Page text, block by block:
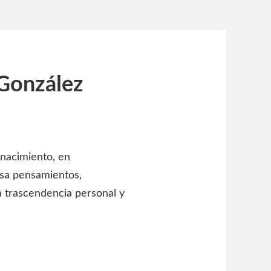
en
pensamientos,
trascendencia personal y